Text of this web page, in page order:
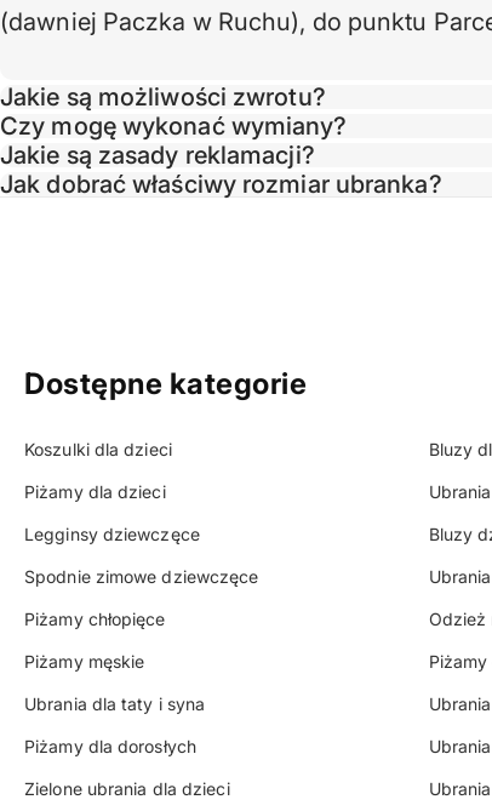
(dawniej Paczka w Ruchu), do punktu
Jakie są możliwości zwrotu?
Czy mogę wykonać wymiany?
Jakie są zasady reklamacji?
Jak dobrać właściwy rozmiar ubranka?
Dostępne kategorie
Koszulki dla dzieci Bluzy
Piżamy dla dzieci
Legginsy dziewczęce Bluzy
Spodnie zimowe dziewczęce
Piżamy chłopięce Odzież
Piżamy męskie
Ubrania dla taty i syna
Piżamy dla dorosłych
Zielone ubrania dla dzieci